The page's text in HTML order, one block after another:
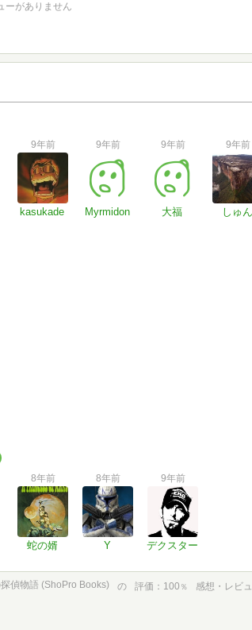
ーがありません
9年前
kasukade
9年前
Myrmidon
9年前
大福
9年前
しゅん
8年前
蛇の婿
8年前
Y
9年前
デクスター
偵物語 (ShoPro Books) の 評価 100 ％ 感想・レビ